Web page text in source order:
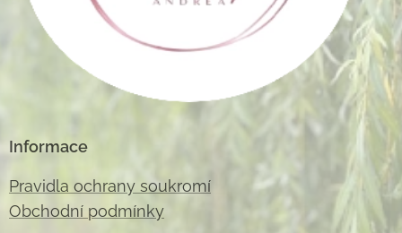
Informace
Pravidla ochrany soukromí
Obchodní podmínky